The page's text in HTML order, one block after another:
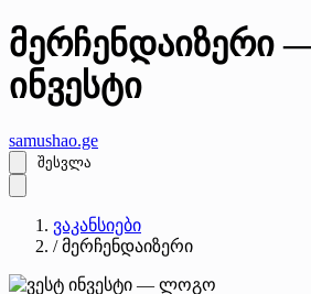
მერჩენდაიზერი
ინვესტი
samushao.ge
შესვლა
ვაკანსიები
/ მერჩენდაიზერი